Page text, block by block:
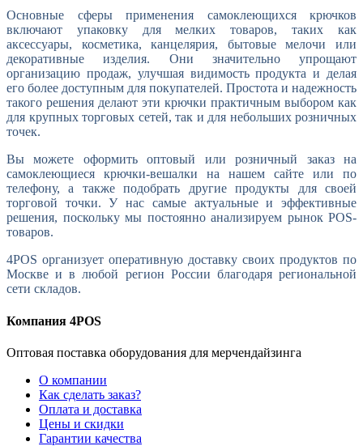
Основные сферы применения самоклеющихся крючков
включают упаковку для мелких товаров, таких как
аксессуары, косметика, канцелярия, бытовые мелочи или
декоративные изделия. Они значительно упрощают
организацию продаж, улучшая видимость продукта и делая
его более доступным для покупателей. Простота и надежность
такого решения делают эти крючки практичным выбором как
для крупных торговых сетей, так и для небольших розничных
точек.
Вы можете оформить оптовый или розничный заказ на
самоклеющиеся крючки-вешалки на нашем сайте или по
телефону, а также подобрать другие продукты для своей
торговой точки. У нас самые актуальные и эффективные
решения, поскольку мы постоянно анализируем рынок POS-
товаров.
4POS организует оперативную доставку своих продуктов по
Москве и в любой регион России благодаря региональной
сети складов.
Компания 4POS
Оптовая поставка оборудования для мерчендайзинга
О компании
Как сделать заказ?
Оплата и доставка
Цены и скидки
Гарантии качества